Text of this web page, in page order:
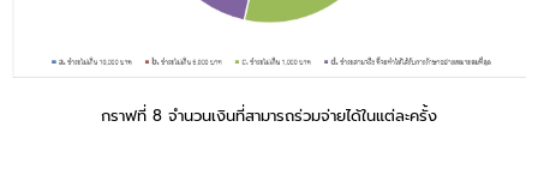
กราฟที่ 8 จำนวนเงินที่สามารถร่วมจ่ายได้ในแต่ละครั้ง